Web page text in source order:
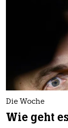
Die Woche
Wie geht